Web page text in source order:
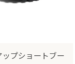
ップショートブー